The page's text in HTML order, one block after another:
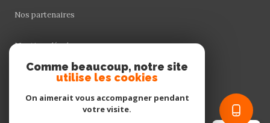
Nos partenaires
Mentions légales
Comme beaucoup, notre site
utilise les cookies
On aimerait vous accompagner pendant
votre visite.